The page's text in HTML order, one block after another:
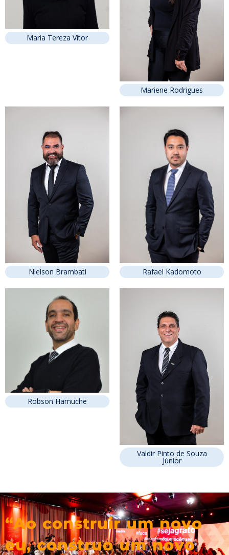
Maria Tereza Vitor
Mariene Rodrigues
Nielson Brambati Rafael Kadomoto
Robson Hamuche
Valdir Pinto de Souza
Júnior
“Ao construir um novo
eu,construo um novo